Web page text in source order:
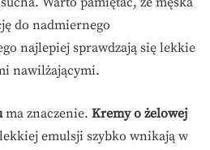
do nadmiernego
najlepiej sprawdzają się lekkie
nawilżającymi.
ma znaczenie. Kremy o żelowej
emulsji szybko wnikają w